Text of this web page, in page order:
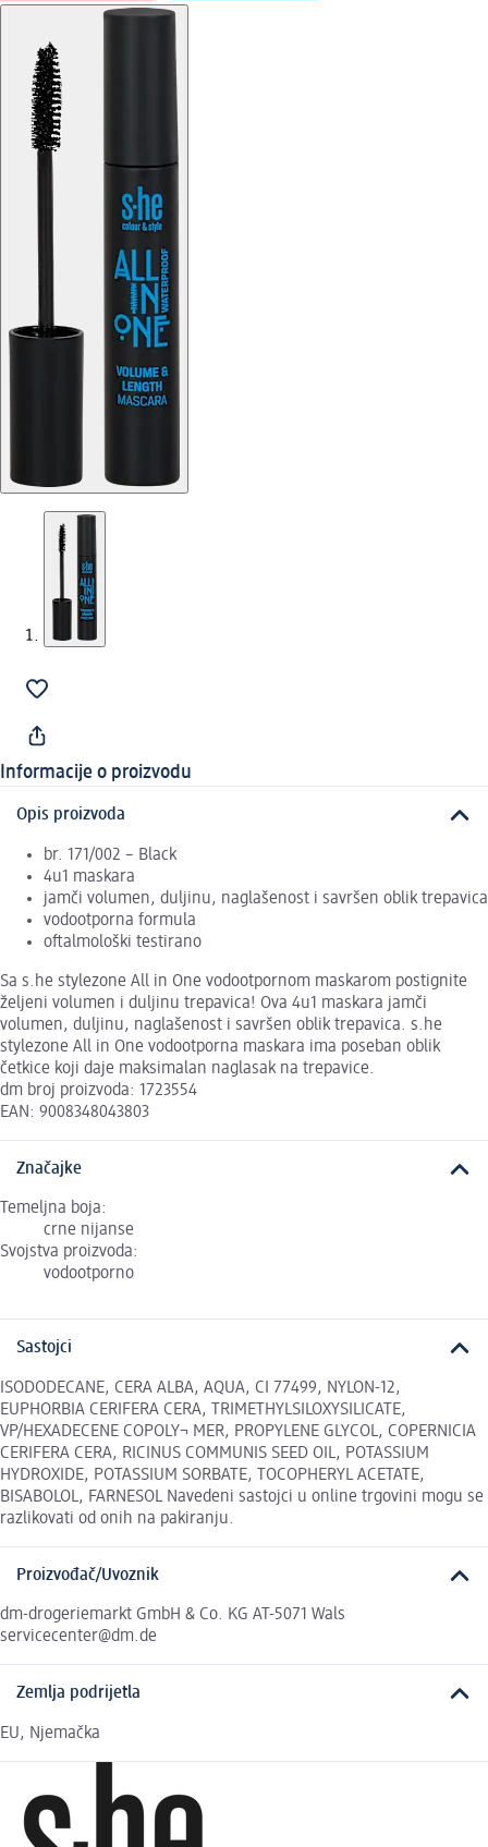
Informacije o proizvodu
Opis proizvoda
br. 171/002 – Black
4u1 maskara
jamči volumen, duljinu, naglašenost i savršen oblik trepavica
vodootporna formula
oftalmološki testirano
Sa s.he stylezone All in One vodootpornom maskarom postignite
željeni volumen i duljinu trepavica! Ova 4u1 maskara jamči
volumen, duljinu, naglašenost i savršen oblik trepavica. s.he
stylezone All in One vodootporna maskara ima poseban oblik
četkice koji daje maksimalan naglasak na trepavice.
dm broj proizvoda: 1723554
EAN: 9008348043803
Značajke
Temeljna boja:
crne nijanse
Svojstva proizvoda:
vodootporno
Sastojci
ISODODECANE, CERA ALBA, AQUA, CI 77499, NYLON-12,
EUPHORBIA CERIFERA CERA, TRIMETHYLSILOXYSILICATE,
VP/HEXADECENE COPOLY¬ MER, PROPYLENE GLYCOL, COPERNICIA
CERIFERA CERA, RICINUS COMMUNIS SEED OIL, POTASSIUM
HYDROXIDE, POTASSIUM SORBATE, TOCOPHERYL ACETATE,
BISABOLOL, FARNESOL Navedeni sastojci u online trgovini mogu se
razlikovati od onih na pakiranju.
Proizvođač/Uvoznik
dm-drogeriemarkt GmbH & Co. KG AT-5071 Wals
servicecenter@dm.de
Zemlja podrijetla
EU, Njemačka